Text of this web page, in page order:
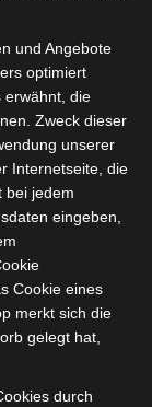
für
und Angebote
optimiert
erwähnt, die
Zweck dieser
unserer
Internetseite, die
bei jedem
eingeben,
Cookie eines
merkt sich die
gelegt hat,
durch